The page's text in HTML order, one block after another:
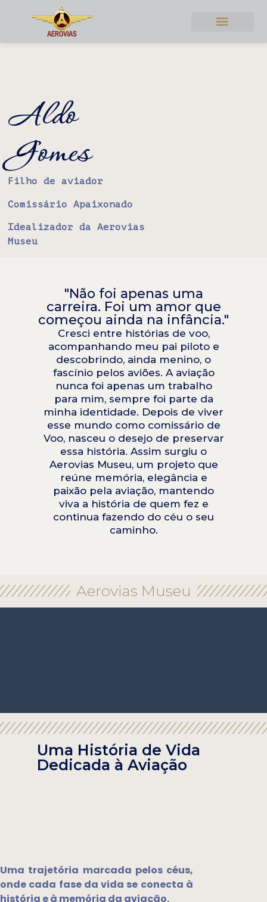
Aldo
Gomes
Filho de aviador
Comissário Apaixonado
Idealizador da Aerovias
Museu
"Não foi apenas uma
carreira. Foi um amor que
começou ainda na infância."
Cresci entre histórias de voo,
acompanhando meu pai piloto e
descobrindo, ainda menino, o
fascínio pelos aviões. A aviação
nunca foi apenas um trabalho
para mim, sempre foi parte da
minha identidade. Depois de viver
esse mundo como comissário de
Voo, nasceu o desejo de preservar
essa história. Assim surgiu o
Aerovias Museu, um projeto que
reúne memória, elegância e
paixão pela aviação, mantendo
viva a história de quem fez e
continua fazendo do céu o seu
caminho.
Aerovias Museu
Uma História de Vida
Dedicada à Aviação
Uma trajetória marcada pelos céus,
onde cada fase da vida se conecta à
história e à memória da aviação.